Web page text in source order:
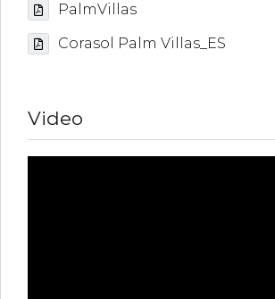
PalmVillas
Corasol Palm Villas_ES
Video